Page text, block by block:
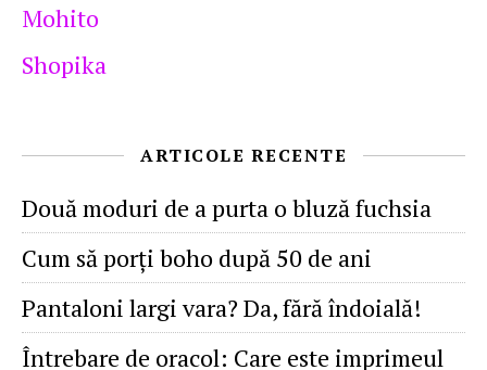
Mohito
Shopika
ARTICOLE RECENTE
Două moduri de a purta o bluză fuchsia
Cum să porţi boho după 50 de ani
Pantaloni largi vara? Da, fără îndoială!
Întrebare de oracol: Care este imprimeul